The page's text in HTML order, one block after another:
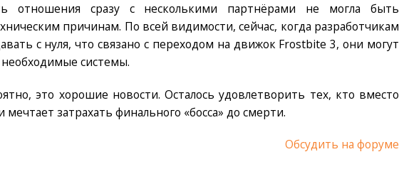
отношения сразу с несколькими партнёрами не могла быть
причинам. По всей видимости, сейчас, когда разработчикам
с нуля, что связано с переходом на движок Frostbite 3, они могут
системы.
это хорошие новости. Осталось удовлетворить тех, кто вместо
затрахать финального «босса» до смерти.
Обсудить на форуме